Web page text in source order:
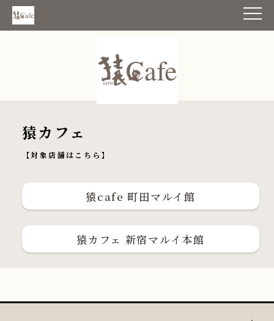
猿カフェ
【対象店舗はこちら】
猿cafe 町田マルイ館
猿カフェ 新宿マルイ本館